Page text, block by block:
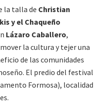
la talla de Christian
y el Chaqueño
Lázaro Caballero,
la cultura y tejer una
de las comunidades
El predio del festival
Formosa), localidad